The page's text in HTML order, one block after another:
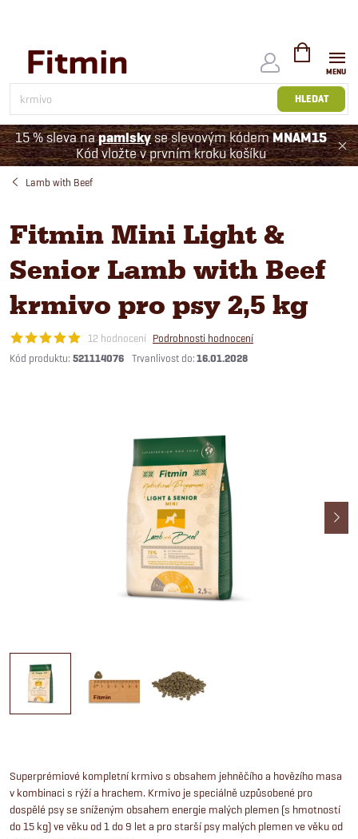
HLEDAT
NÁKUPNÍ
KOŠÍK
15 % sleva napamlskyse slevovým kódemMNAM15
Kód vložte v prvním kroku košíku
Lamb with Beef
Fitmin Mini Light &
Senior Lamb with Beef
krmivo pro psy 2,5 kg
12 hodnocení Podrobnosti hodnocení
Kód produktu: 521114076 16.01.2028
Superprémiové kompletní krmivo s obsahem jehněčího a hovězího masa
v kombinaci s rýží a hrachem. Krmivo je speciálně uzpůsobené pro
dospělé psy se sníženým obsahem energie malých plemen (s hmotností
do 15 kg) ve věku od 1 do 9 let a pro starší psy malých plemen ve věku od